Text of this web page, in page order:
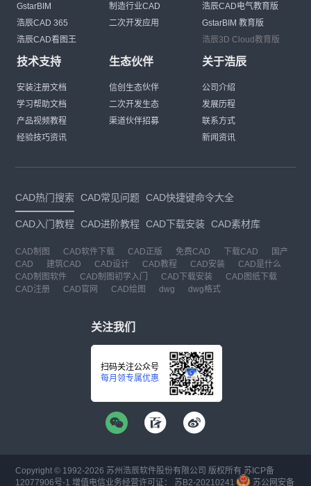
GstarBIM
浩辰CAD 365
浩辰CAD看图王
制造行业CAD
二次开发应用
浩辰CAD电气教育版
GstarBIM 教育版
浩辰3D Cloud教育版
技术支持
安装注册文档
学习帮助文档
产品视频教程
经验技巧资讯
生态伙伴
信创生态伙伴
二次开发生态
渠道伙伴招募
关于浩辰
公司介绍
发展历程
联系方式
新闻资讯
CAD热门搜索 CAD常见问题 CAD快捷键命令大全
CAD入门教程 CAD进阶教程 CAD下载安装 CAD素材库
CAD制图 CAD软件下载 CAD正版 免费CAD 下载CAD
国产
CAD
建筑CAD CAD设计 CAD教程 CAD安装
CAD是什么
CAD制图软件
CAD制图初学入门 CAD下载安装
CAD图纸下载
CAD注册
CAD官网 CAD绘图 dwg dwg格式
关注我们
扫码关注公众号
每月领专属优惠
Copyright © 1992-2026 苏州浩辰软件股份有限公司 版权所有 苏ICP备
12077906号-1 增值电信业务经营许可证： 苏B2-20210241 苏公网安备